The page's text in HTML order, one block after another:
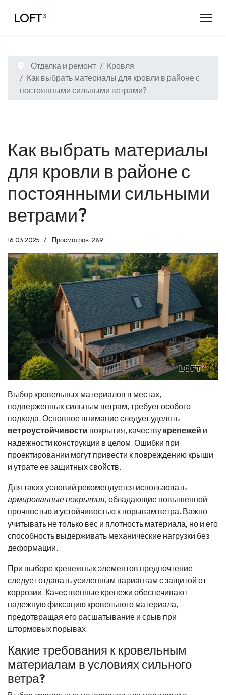
LOFT³
Отделка и ремонт
Кровля
Как выбрать материалы для кровли в районе с
постоянными сильными ветрами?
Как выбрать материалы
для кровли в районе с
постоянными сильными
ветрами?
16.03.2025 Просмотров: 289
Выбор кровельных материалов в местах,
подверженных сильным ветрам, требует особого
подхода. Основное внимание следует уделять
ветроустойчивости покрытия, качеству крепежей и
надежности конструкции в целом. Ошибки при
проектировании могут привести к повреждению крыши
и утрате ее защитных свойств.
Для таких условий рекомендуется использовать
армированные покрытия, обладающие повышенной
прочностью и устойчивостью к порывам ветра. Важно
учитывать не только вес и плотность материала, но и его
способность выдерживать механические нагрузки без
деформации.
При выборе крепежных элементов предпочтение
следует отдавать усиленным вариантам с защитой от
коррозии. Качественные крепежи обеспечивают
надежную фиксацию кровельного материала,
предотвращая его расшатывание и срыв при
штормовых порывах.
Какие требования к кровельным
материалам в условиях сильного
ветра?